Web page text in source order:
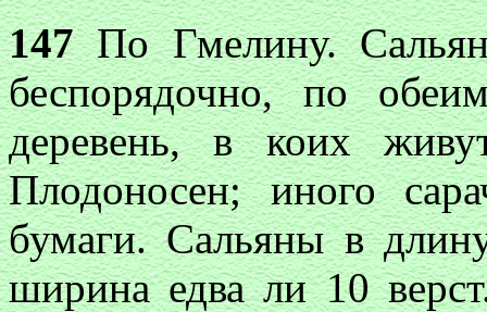
147По Гмелину.
беспорядочно, по
деревень, в коих
Плодоносен; иного
бумаги. Сальяны в
ширина едва ли 10